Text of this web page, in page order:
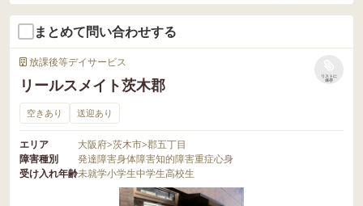
まとめて問い合わせする
放課後等デイサービス
リールスメイト茨木郡
リストに
保存
空きあり 送迎あり
エリア 大阪府>茨木市>郡五丁目
障害種別
発達障害身体障害知的障害重症心身
受け入れ年齢未就学小学生中学生高校生